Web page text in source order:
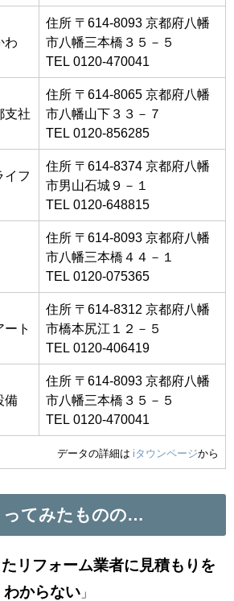
わ
住所 〒614-8093 京都府八幡
市八幡三本橋３５－５
TEL 0120-470041
支社
住所 〒614-8065 京都府八幡
市八幡山下３３－７
TEL 0120-856285
イフ
住所 〒614-8374 京都府八幡
市男山石城９－１
TEL 0120-648815
住所 〒614-8093 京都府八幡
市八幡三本橋４４－１
TEL 0120-075365
ート
住所 〒614-8312 京都府八幡
市橋本尻江１２－５
TEL 0120-406419
備
住所 〒614-8093 京都府八幡
市八幡三本橋３５－５
TEL 0120-470041
データの詳細は iタウンページから
ってみたものの…
リフォーム業者に見積もりを
わからない 」